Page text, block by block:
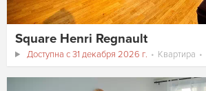
Square Henri Regnault
Доступна с 31 декабря 2026 г. Квартира